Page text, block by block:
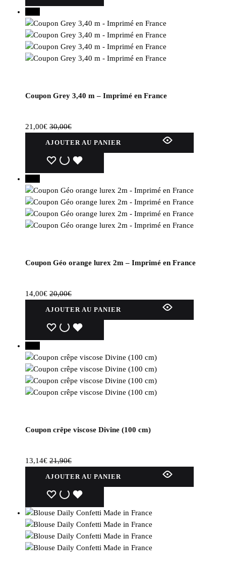
Coupon Grey 3,40 m – Imprimé en France
21,00€ 30,00€
AJOUTER AU PANIER
WISHLIST
WISHLIST
Coupon Géo orange lurex 2m – Imprimé en France
14,00€ 20,00€
AJOUTER AU PANIER
WISHLIST
WISHLIST
Coupon crêpe viscose Divine (100 cm)
13,14€ 21,90€
AJOUTER AU PANIER
WISHLIST
WISHLIST